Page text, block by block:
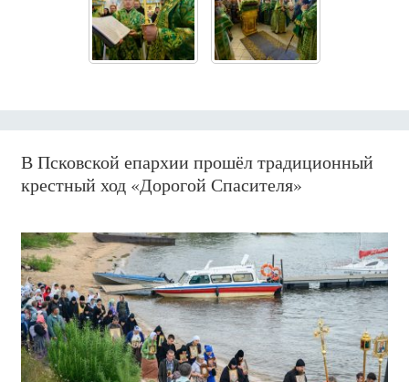
В Псковской епархии прошёл традиционный
крестный ход «Дорогой Спасителя»